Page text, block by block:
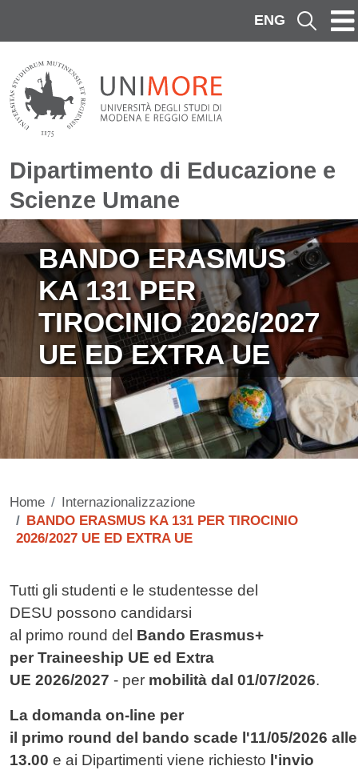
ENG Cerca
Dipartimento di Educazione e
Scienze Umane
Immagine
BANDO ERASMUS
KA 131 PER
TIROCINIO 2026/2027
UE ED EXTRA UE
Home
Internazionalizzazione
BANDO ERASMUS KA 131 PER TIROCINIO
2026/2027 UE ED EXTRA UE
Contenuto
Tutti gli studenti e le studentesse del
DESU possono candidarsi
al primo round del Bando Erasmus+
per Traineeship UE ed Extra
UE 2026/2027 - per mobilità dal 01/07/2026.
La domanda on-line per
il primo round del bando scade l'11/05/2026
13.00 e ai Dipartimenti viene richiesto l'invio